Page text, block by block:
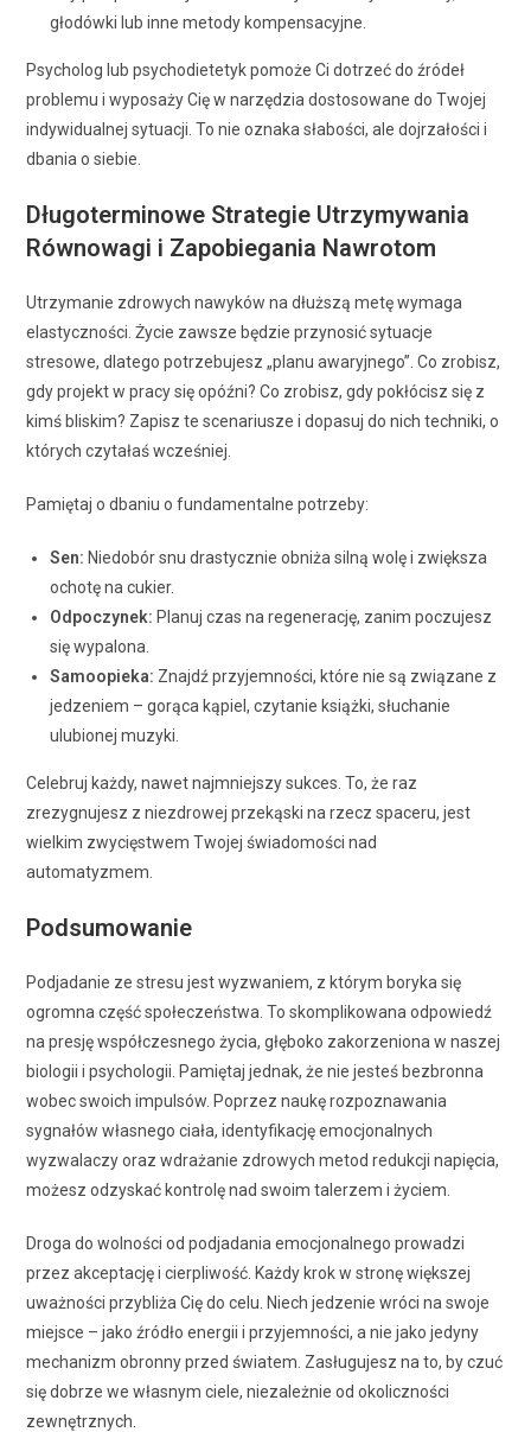
głodówki lub inne metody kompensacyjne.
Psycholog lub psychodietetyk pomoże Ci dotrzeć do źródeł
problemu i wyposaży Cię w narzędzia dostosowane do Twojej
indywidualnej sytuacji. To nie oznaka słabości, ale dojrzałości i
dbania o siebie.
Długoterminowe Strategie Utrzymywania
Równowagi i Zapobiegania Nawrotom
Utrzymanie zdrowych nawyków na dłuższą metę wymaga
elastyczności. Życie zawsze będzie przynosić sytuacje
stresowe, dlatego potrzebujesz „planu awaryjnego”. Co zrobisz,
gdy projekt w pracy się opóźni? Co zrobisz, gdy pokłócisz się z
kimś bliskim? Zapisz te scenariusze i dopasuj do nich techniki, o
których czytałaś wcześniej.
Pamiętaj o dbaniu o fundamentalne potrzeby:
Sen: Niedobór snu drastycznie obniża silną wolę i zwiększa
ochotę na cukier.
Odpoczynek: Planuj czas na regenerację, zanim poczujesz
się wypalona.
Samoopieka: Znajdź przyjemności, które nie są związane z
jedzeniem – gorąca kąpiel, czytanie książki, słuchanie
ulubionej muzyki.
Celebruj każdy, nawet najmniejszy sukces. To, że raz
zrezygnujesz z niezdrowej przekąski na rzecz spaceru, jest
wielkim zwycięstwem Twojej świadomości nad
automatyzmem.
Podsumowanie
Podjadanie ze stresu jest wyzwaniem, z którym boryka się
ogromna część społeczeństwa. To skomplikowana odpowiedź
na presję współczesnego życia, głęboko zakorzeniona w naszej
biologii i psychologii. Pamiętaj jednak, że nie jesteś bezbronna
wobec swoich impulsów. Poprzez naukę rozpoznawania
sygnałów własnego ciała, identyfikację emocjonalnych
wyzwalaczy oraz wdrażanie zdrowych metod redukcji napięcia,
możesz odzyskać kontrolę nad swoim talerzem i życiem.
Droga do wolności od podjadania emocjonalnego prowadzi
przez akceptację i cierpliwość. Każdy krok w stronę większej
uważności przybliża Cię do celu. Niech jedzenie wróci na swoje
miejsce – jako źródło energii i przyjemności, a nie jako jedyny
mechanizm obronny przed światem. Zasługujesz na to, by czuć
się dobrze we własnym ciele, niezależnie od okoliczności
zewnętrznych.